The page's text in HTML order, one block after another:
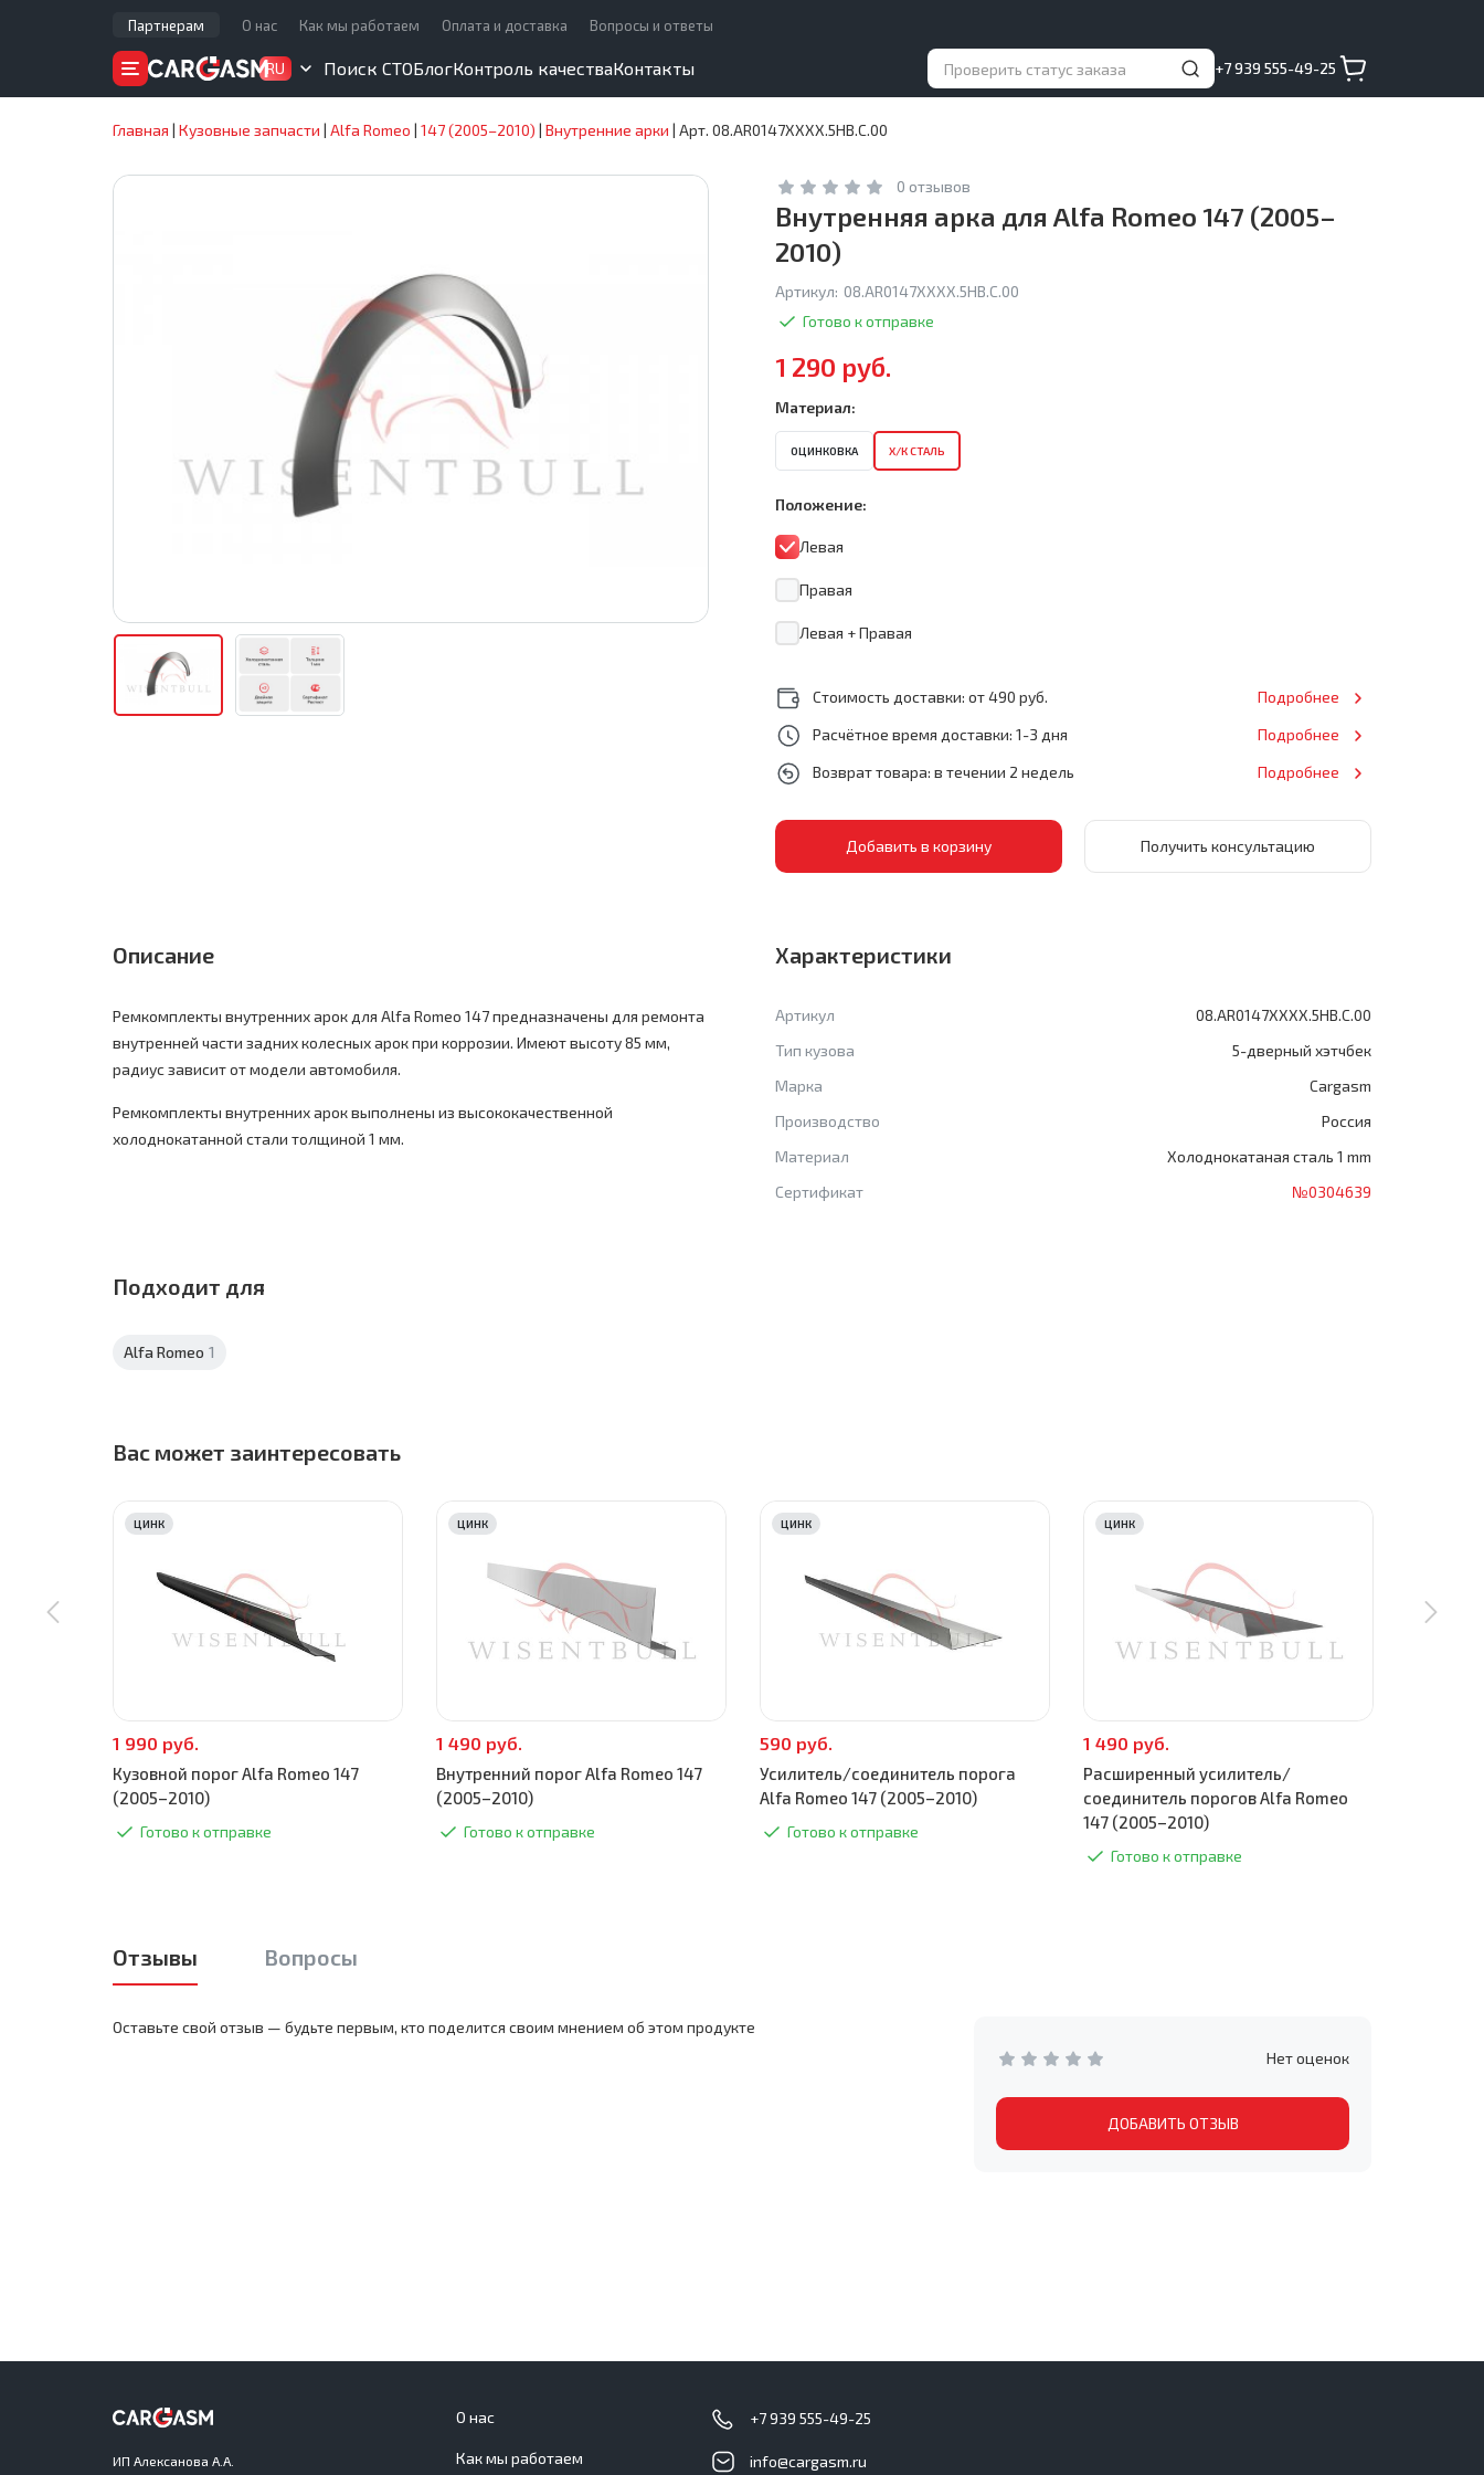
Партнерам О нас Как мы работаем Оплата и доставка Вопросы и ответы
RU Поиск СТОБлогКонтроль качестваКонтакты +7 939 555-49-25
Главная | Кузовные запчасти | Alfa Romeo | 147 (2005–2010) | Внутренние арки | Арт. 08.AR0147XXXX.5HB.C.00
0 отзывов
Внутренняя арка для Alfa Romeo 147 (2005–
2010)
Артикул: 08.AR0147XXXX.5HB.C.00
Готово к отправке
1 290 руб.
Материал:
ОЦИНКОВКА Х/К СТАЛЬ
Положение:
Левая
Правая
Левая + Правая
Стоимость доставки: от 490 руб.
Подробнее
Расчётное время доставки: 1-3 дня
Подробнее
Возврат товара: в течении 2 недель
Подробнее
Получить консультацию
Описание
Ремкомплекты внутренних арок для Alfa Romeo 147 предназначены для ремонта
внутренней части задних колесных арок при коррозии. Имеют высоту 85 мм,
радиус зависит от модели автомобиля.
Ремкомплекты внутренних арок выполнены из высококачественной
холоднокатанной стали толщиной 1 мм.
Характеристики
Артикул
08.AR0147XXXX.5HB.C.00
Тип кузова
5-дверный хэтчбек
Марка
Cargasm
Производство
Россия
Материал
Холоднокатаная сталь 1 mm
Сертификат
№0304639
Подходит для
Alfa Romeo 1
Вас может заинтересовать
1 990 руб.
Кузовной порог Alfa Romeo 147
(2005–2010)
Готово к отправке
ЦИНК
1 490 руб.
Внутренний порог Alfa Romeo 147
(2005–2010)
Готово к отправке
ЦИНК
590 руб.
Усилитель/соединитель порога
Alfa Romeo 147 (2005–2010)
Готово к отправке
ЦИНК
1 490 руб.
Расширенный усилитель/
соединитель порогов Alfa Romeo
147 (2005–2010)
Готово к отправке
ЦИНК
Отзывы Вопросы
Нет оценок
ДОБАВИТЬ ОТЗЫВ
Оставьте свой отзыв — будьте первым, кто поделится своим мнением об этом продукте
ИП Алексанова А.А.
О нас
Как мы работаем
+7 939 555-49-25
info@cargasm.ru